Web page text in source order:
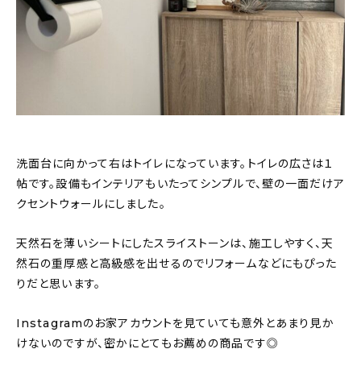
洗面台に向かって右はトイレになっています。トイレの広さは１
帖です。設備もインテリアもいたってシンプルで、壁の一面だけア
クセントウォールにしました。
天然石を薄いシートにしたスライストーンは、施工しやすく、天
然石の重厚感と高級感を出せるのでリフォームなどにもぴった
りだと思います。
Instagramのお家アカウントを見ていても意外とあまり見か
けないのですが、密かにとてもお薦めの商品です◎